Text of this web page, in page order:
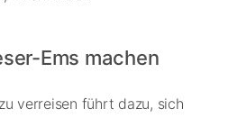
Ems machen
verreisen führt dazu, sich